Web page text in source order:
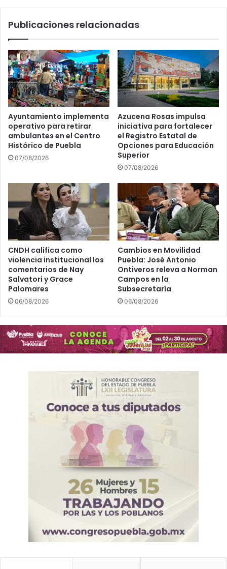
Publicaciones relacionadas
Ayuntamiento implementa
operativo para retirar
ambulantes en el Centro
Histórico de Puebla
07/08/2026
Azucena Rosas impulsa
iniciativa para fortalecer
el Registro Estatal de
Opciones para Educación
Superior
07/08/2026
CNDH califica como
violencia institucional los
comentarios de Nay
Salvatori y Grace
Palomares
06/08/2026
Cambios en Movilidad
Puebla: José Antonio
Ontiveros releva a Norman
Campos en la
Subsecretaría
06/08/2026